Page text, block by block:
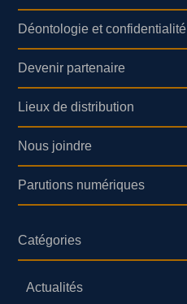
Déontologie et confidentialité
Devenir partenaire
Lieux de distribution
Nous joindre
Parutions numériques
Catégories
Actualités